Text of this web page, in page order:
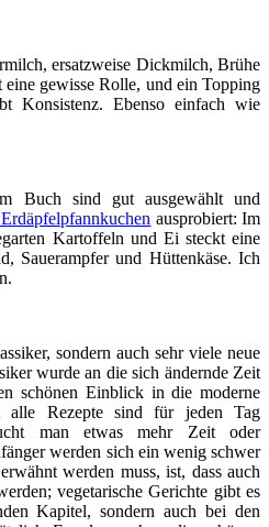
ersatzweise Dickmilch, Brühe
gewisse Rolle, und ein Topping
Konsistenz. Ebenso einfach wie
Buch sind gut ausgewählt und
ausprobiert: Im
Kartoffeln und Ei steckt eine
Sauerampfer und Hüttenkäse. Ich
sondern auch sehr viele neue
wurde an die sich ändernde Zeit
schönen Einblick in die moderne
alle Rezepte sind für jeden Tag
man etwas mehr Zeit oder
werden sich ein wenig schwer
werden muss, ist, dass auch
vegetarische Gerichte gibt es
Kapitel, sondern auch bei den